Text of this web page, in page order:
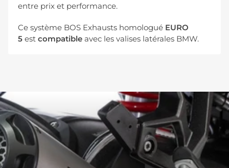
entre prix et performance.
Ce système BOS Exhausts homologué EURO
5 est compatible avec les valises latérales BMW.